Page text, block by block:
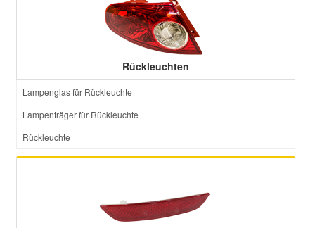
Rückleuchten
Lampenglas für Rückleuchte
Lampenträger für Rückleuchte
Rückleuchte